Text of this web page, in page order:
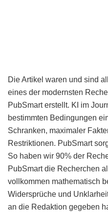
Die Artikel waren und sind
eines der modernsten
PubSmart erstellt. KI im
bestimmten Bedingungen
Schranken, maximaler
Restriktionen. PubSmart
So haben wir 90% der
PubSmart die Recherchen
vollkommen mathematisch
Widersprüche und
an die Redaktion gegeben